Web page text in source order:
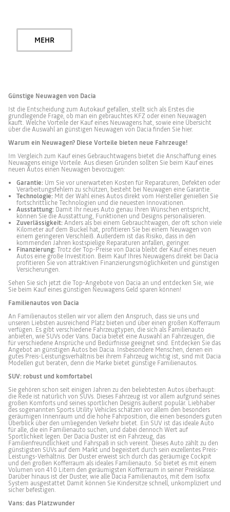
MEHR
Günstige Neuwagen von Dacia
Ist die Entscheidung zum Autokauf gefallen, stellt sich als Erstes die
grundlegende Frage, ob man ein gebrauchtes KFZ oder einen Neuwagen
kauft. Welche Vorteile der Kauf eines Neuwagens hat, sowie eine Übersicht
über die Auswahl an günstigen Neuwagen von Dacia finden Sie hier.
Warum ein Neuwagen? Diese Vorteile bieten neue Fahrzeuge!
Im Vergleich zum Kauf eines Gebrauchtwagens bietet die Anschaffung eines
Neuwagens einige Vorteile. Aus diesen Gründen sollten Sie beim Kauf eines
neuen Autos einen Neuwagen bevorzugen:
Garantie : Um Sie vor unerwarteten Kosten für Reparaturen, Defekten oder
Verarbeitungsfehlern zu schützen, besteht bei Neuwagen eine Garantie.
Technologie : Mit der Wahl eines Autos direkt vom Hersteller genießen Sie
fortschrittliche Technologien und die neuesten Innovationen.
Ausstattung: Damit Ihr neues Auto genau Ihren Wünschen entspricht,
können Sie die Ausstattung, Funktionen und Designs personalisieren.
Zuverlässigkeit:Anders als bei einem Gebrauchtwagen, der oft schon viele
Kilometer auf dem Buckel hat, profitieren Sie bei einem Neuwagen von
einem geringeren Verschleiß. Außerdem ist das Risiko, dass in den
kommenden Jahren kostspielige Reparaturen anfallen, geringer.
Finanzierung:Trotz der Top-Preise von Dacia bleibt der Kauf eines neuen
Autos eine große Investition. Beim Kauf Ihres Neuwagens direkt bei Dacia
profitieren Sie von attraktiven Finanzierungsmöglichkeiten und günstigen
Versicherungen.
Sehen Sie sich jetzt die Top-Angebote von Dacia an und entdecken Sie, wie
Sie beim Kauf eines günstigen Neuwagens Geld sparen können!
Familienautos von Dacia
An Familienautos stellen wir vor allem den Anspruch, dass sie uns und
unseren Liebsten ausreichend Platz bieten und über einen großen Kofferraum
verfügen. Es gibt verschiedene Fahrzeugtypen, die sich als Familienauto
anbieten, wie SUVs oder Vans. Dacia bietet eine Auswahl an Fahrzeugen, die
für verschiedene Ansprüche und Bedürfnisse geeignet sind. Entdecken Sie das
Angebot an günstigen Autos bei Dacia. Insbesondere Menschen, denen ein
gutes Preis-Leistungsverhältnis bei ihrem Fahrzeug wichtig ist, sind mit Dacia
Modellen gut beraten, denn die Marke bietet günstige Familienautos.
SUV: robust und komfortabel
Sie gehören schon seit einigen Jahren zu den beliebtesten Autos überhaupt:
die Rede ist natürlich von SUVs. Dieses Fahrzeug ist vor allem aufgrund seines
großen Komforts und seines sportlichen Designs äußerst populär. Liebhaber
des sogenannten Sports Utility Vehicles schätzen vor allem den besonders
geräumigen Innenraum und die hohe Fahrposition, die einen besonders guten
Überblick über den umliegenden Verkehr bietet. Ein SUV ist das ideale Auto
für alle, die ein Familienauto suchen, und dabei dennoch Wert auf
Sportlichkeit legen. Der Dacia Duster ist ein Fahrzeug, das
Familienfreundlichkeit und Fahrspaß in sich vereint. Dieses Auto zählt zu den
günstigsten SUVs auf dem Markt und begeistert durch sein exzellentes Preis-
Leistungs-Verhältnis. Der Duster erweist sich durch das geräumige Cockpit
und den großen Kofferraum als ideales Familienauto. So bietet es mit einem
Volumen von 410 Litern den geräumigsten Kofferraum in seiner Preisklasse.
Darüber hinaus ist der Duster, wie alle Dacia Familienautos, mit dem Isofix
System ausgestattet Damit können Sie Kindersitze schnell, unkompliziert und
sicher befestigen.
Vans: das Platzwunder